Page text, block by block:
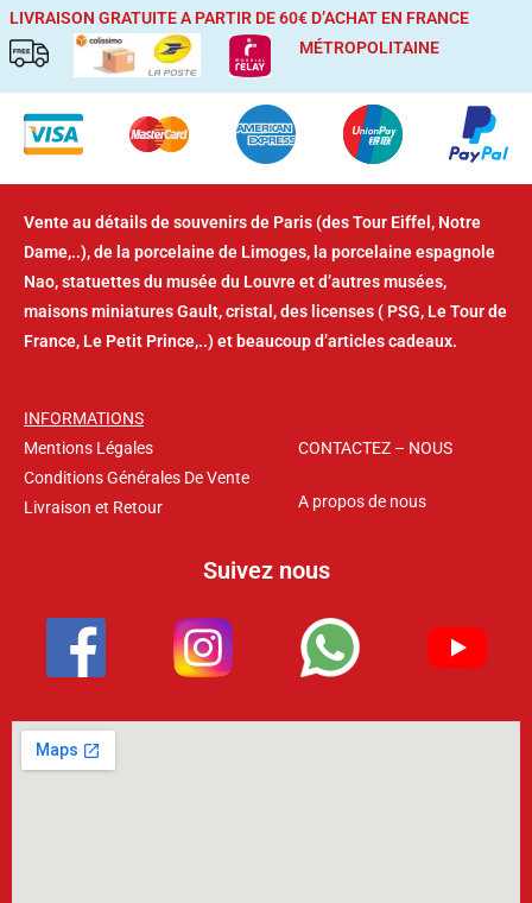
LIVRAISON GRATUITE A PARTIR DE 60€ D’ACHAT EN FRANCE
MÉTROPOLITAINE
Vente au détails de souvenirs de Paris (des Tour Eiffel, Notre
Dame,..), de la porcelaine de Limoges, la porcelaine espagnole
Nao, statuettes du musée du Louvre et d’autres musées,
maisons miniatures Gault, cristal, des licenses ( PSG, Le Tour de
France, Le Petit Prince,..) et beaucoup d’articles cadeaux.
INFORMATIONS
Mentions Légales
Conditions Générales De Vente
Livraison et Retour
CONTACTEZ – NOUS
A propos de nous
Suivez nous